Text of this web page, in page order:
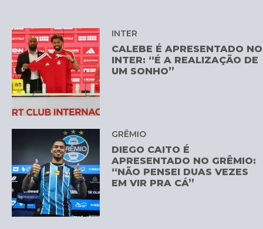
INTER
CALEBE É APRESENTADO NO
INTER: “É A REALIZAÇÃO DE
UM SONHO”
GRÊMIO
DIEGO CAITO É
APRESENTADO NO GRÊMIO:
“NÃO PENSEI DUAS VEZES
EM VIR PRA CÁ”